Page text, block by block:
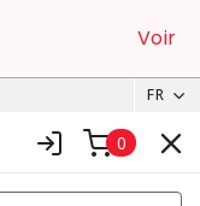
Voir
FR
0